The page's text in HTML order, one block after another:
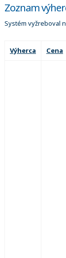
Zoznam
Systém vyžreboval
Výherca Cena